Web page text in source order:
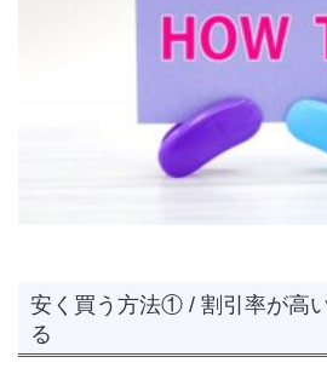
安く買う方法① / 割引率が高
る